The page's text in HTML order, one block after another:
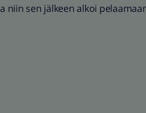
niin sen jälkeen alkoi